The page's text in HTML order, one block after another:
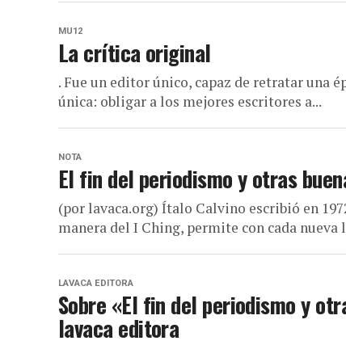
MU12
La crítica original
. Fue un editor único, capaz de retratar una
única: obligar a los mejores escritores a...
NOTA
El fin del periodismo y otras
(por lavaca.org) Ítalo Calvino escribió en
manera del I Ching, permite con cada nueva
LAVACA EDITORA
Sobre «El fin del periodismo y
lavaca editora